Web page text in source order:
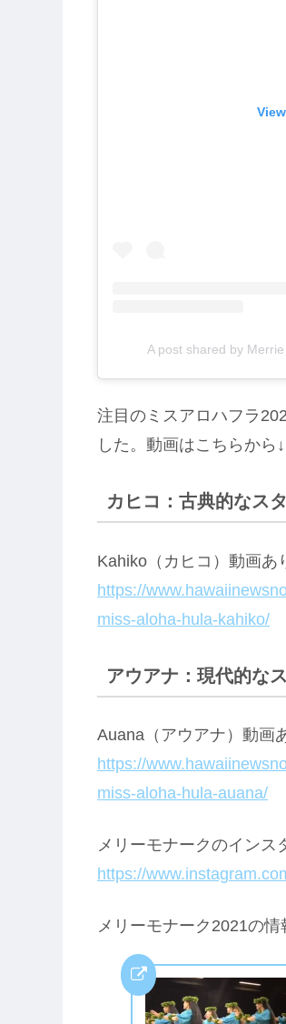
A post shared by
注目のミスアロハフラ
した。動画はこちらから
カヒコ：古典的なス
Kahiko（カヒコ）動画あ
https://
miss-aloha-hula-kahiko/
アウアナ：現代的な
Auana（アウアナ）動画
https://
miss-aloha-hula-auana/
メリーモナークのインス
https://
メリーモナーク2021の情